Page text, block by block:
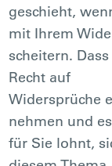
geschieht,
mit Ihrem
scheitern.
Recht auf
Widersprüche
nehmen und
für Sie lohnt,